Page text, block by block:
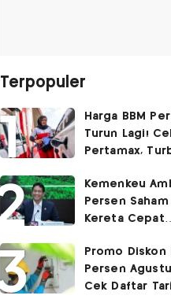
Terpopuler
Harga BBM
Turun Lagi!
Pertamax,
Agustus 2026
Kemenkeu
Persen
Kereta Cepat
Surabaya
Promo
Persen
Cek Daftar